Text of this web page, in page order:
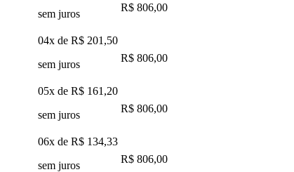
sem juros
R$ 806,00
04x de R$ 201,50
sem juros
R$ 806,00
05x de R$ 161,20
sem juros
R$ 806,00
06x de R$ 134,33
sem juros
R$ 806,00